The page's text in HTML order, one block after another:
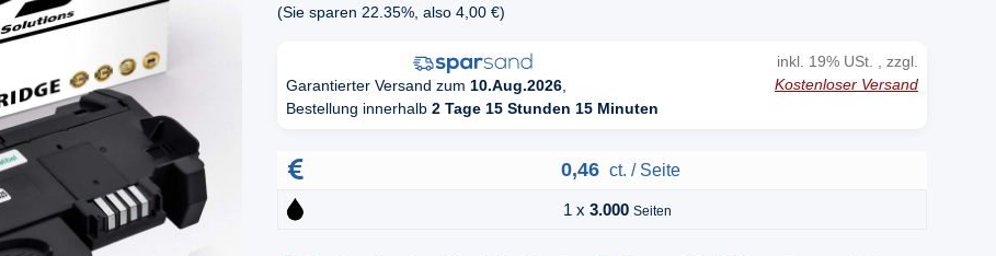
(Sie sparen 22.35%, also 4,00 €)
Garantierter Versand zum 10.Aug.2026
Bestellung innerhalb 2 Tage 15 Stunden 15 Minuten
inkl. 19% USt. , zzgl.
Kostenloser Versand
0,46 ct. / Seite
1 x 3.000 Seiten